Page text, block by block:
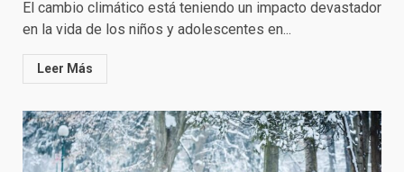
El cambio climático está teniendo un impacto devastador
en la vida de los niños y adolescentes en...
Leer Más